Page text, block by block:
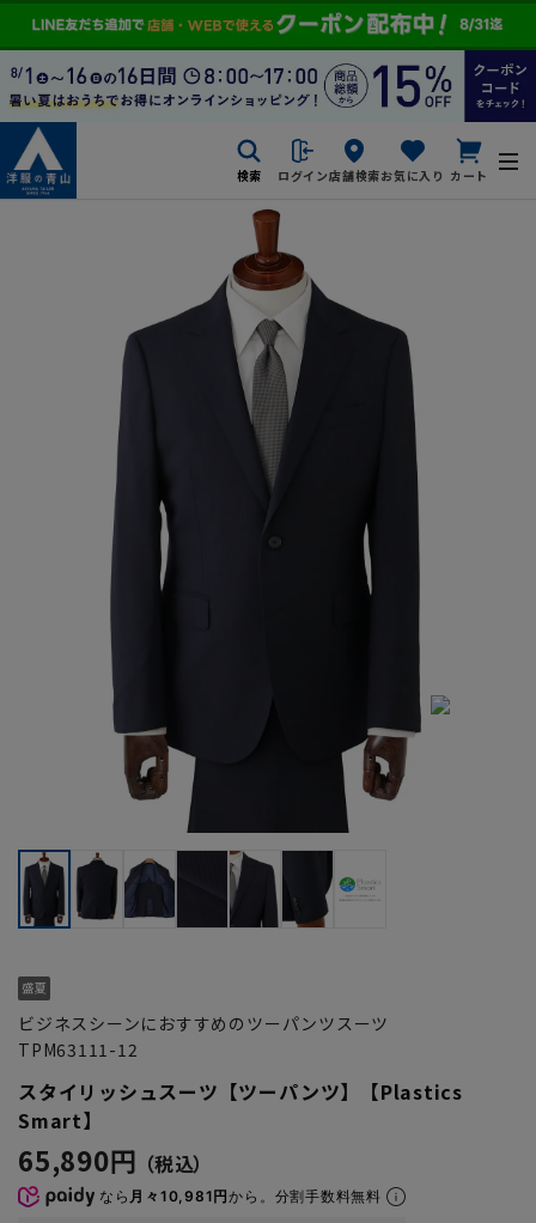
検索 ログイン店舗検索お気に入り カート
ビジネスシーンにおすすめのツーパンツスーツ
TPM63111-12
スタイリッシュスーツ【ツーパンツ】【Plastics
Smart】
65,890円
なら 月々10,981円から。分割手数料無料